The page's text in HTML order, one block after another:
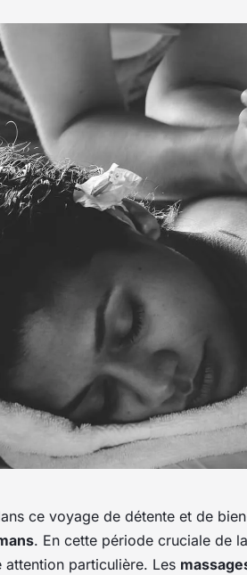
ce voyage de détente et de
. En cette période cruciale de
attention particulière. Les